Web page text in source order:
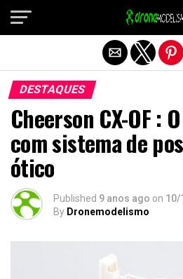
DESTAQUES
Cheerson CX-OF :
com sistema de
ótico
Published 9 anos ago on 10/
By Dronemodelismo
Sair da versão